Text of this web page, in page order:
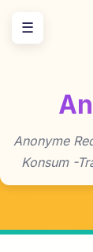
Inhalt
springen
Anonyme
Konsum -
☰